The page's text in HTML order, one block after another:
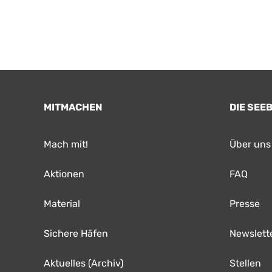
MITMACHEN
Mach mit!
Aktionen
Material
Sichere Häfen
Aktuelles (Archiv)
DIE
Über uns
FAQ
Presse
Stellen